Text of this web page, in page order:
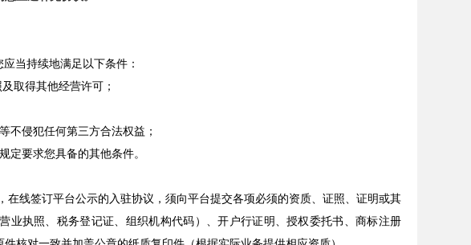
当持续地满足以下条件：
取得其他经营许可；
不侵犯任何第三方合法权益；
定要求您具备的其他条件。
线签订平台公示的入驻协议，须向平台提交各项必须的资质、证照、证明或其
业执照、税务登记证、组织机构代码）、开户行证明、授权委托书、商标注册